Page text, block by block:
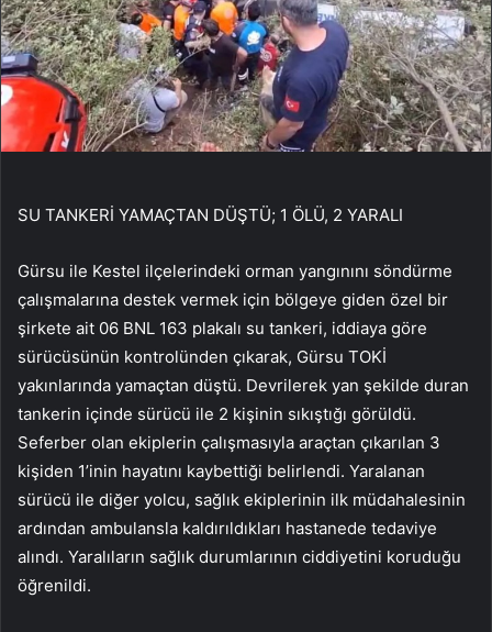
SU TANKERİ YAMAÇTAN DÜŞTÜ; 1 ÖLÜ, 2 YARALI
Gürsu ile Kestel ilçelerindeki orman yangınını söndürme
çalışmalarına destek vermek için bölgeye giden özel bir
şirkete ait 06 BNL 163 plakalı su tankeri, iddiaya göre
sürücüsünün kontrolünden çıkarak, Gürsu TOKİ
yakınlarında yamaçtan düştü. Devrilerek yan şekilde duran
tankerin içinde sürücü ile 2 kişinin sıkıştığı görüldü.
Seferber olan ekiplerin çalışmasıyla araçtan çıkarılan 3
kişiden 1’inin hayatını kaybettiği belirlendi. Yaralanan
sürücü ile diğer yolcu, sağlık ekiplerinin ilk müdahalesinin
ardından ambulansla kaldırıldıkları hastanede tedaviye
alındı. Yaralıların sağlık durumlarının ciddiyetini koruduğu
öğrenildi.